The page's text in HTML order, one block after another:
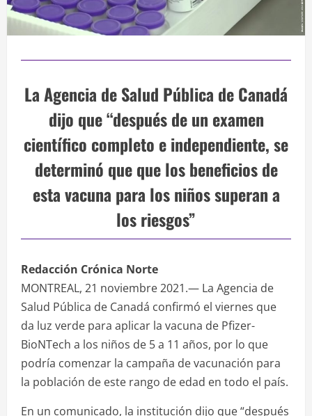
La Agencia de Salud Pública de Canadá
dijo que “después de un examen
científico completo e independiente, se
determinó que que los beneficios de
esta vacuna para los niños superan a
los riesgos”
Redacción Crónica Norte
MONTREAL, 21 noviembre 2021.— La Agencia de
Salud Pública de Canadá confirmó el viernes que
da luz verde para aplicar la vacuna de Pfizer-
BioNTech a los niños de 5 a 11 años, por lo que
podría comenzar la campaña de vacunación para
la población de este rango de edad en todo el país.
En un comunicado, la institución dijo que “después